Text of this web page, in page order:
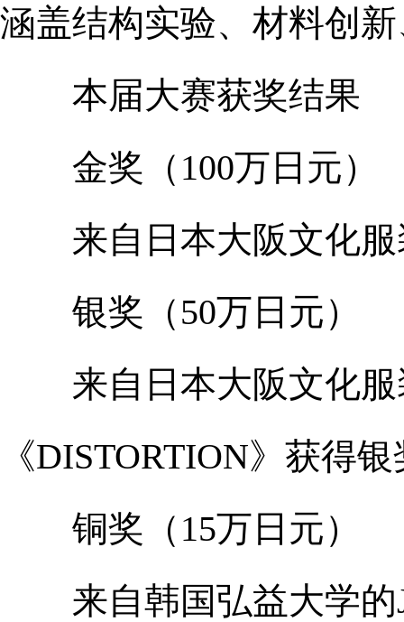
涵盖结构实验、材料创
本届大赛获奖结果
金奖（100万日元）
来自日本大阪文化服
银奖（50万日元）
来自日本大阪文化服
《DISTORTION》获得
铜奖（15万日元）
来自韩国弘益大学的